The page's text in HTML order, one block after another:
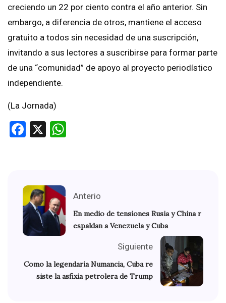
creciendo un 22 por ciento contra el año anterior. Sin
embargo, a diferencia de otros, mantiene el acceso
gratuito a todos sin necesidad de una suscripción,
invitando a sus lectores a suscribirse para formar parte
de una “comunidad” de apoyo al proyecto periodístico
independiente.
(La Jornada)
Facebook
X
Anterio
En medio de tensiones Rusia y China r
espaldan a Venezuela y Cuba
Siguiente
Como la legendaria Numancia, Cuba re
siste la asfixia petrolera de Trump